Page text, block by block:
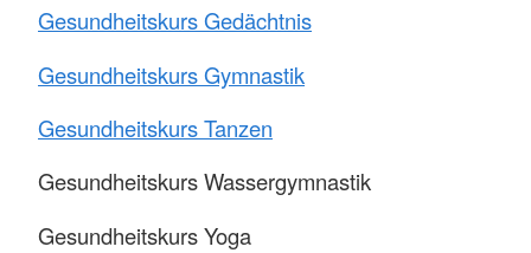
Gesundheitskurs Gedächtnis
Gesundheitskurs Gymnastik
Gesundheitskurs Tanzen
Gesundheitskurs Wassergymnastik
Gesundheitskurs Yoga